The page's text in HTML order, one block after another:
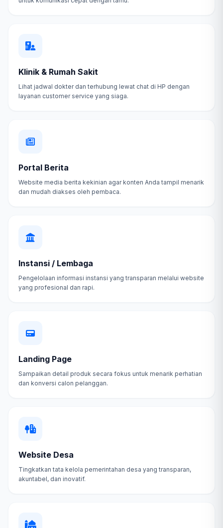
Klinik & Rumah Sakit
Lihat jadwal dokter dan terhubung lewat chat di HP dengan
layanan customer service yang siaga.
Portal Berita
Website media berita kekinian agar konten Anda tampil menarik
dan mudah diakses oleh pembaca.
Instansi / Lembaga
Pengelolaan informasi instansi yang transparan melalui website
yang profesional dan rapi.
Landing Page
Sampaikan detail produk secara fokus untuk menarik perhatian
dan konversi calon pelanggan.
Website Desa
Tingkatkan tata kelola pemerintahan desa yang transparan,
akuntabel, dan inovatif.